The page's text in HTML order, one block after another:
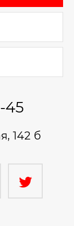
45
142 б